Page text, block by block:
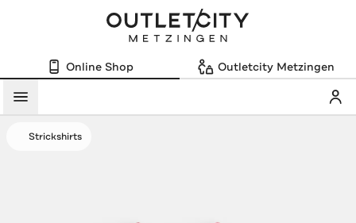
Online Shop Outletcity Metzingen
Menü
Strickshirts